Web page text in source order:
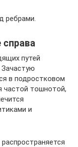
ребрами.
путей
в подростковом
частой тошнотой,
и